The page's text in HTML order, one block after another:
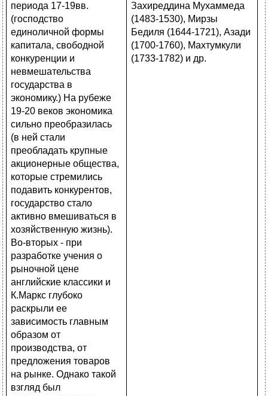
Захиреддина Мухаммеда
(1483-1530), Мирзы
Бедиля (1644-1721), Азади
(1700-1760), Махтумкули
(1733-1782) и др.